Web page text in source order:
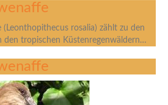
(Leonthopithecus rosalia) zählt zu den
den tropischen Küstenregenwäldern…